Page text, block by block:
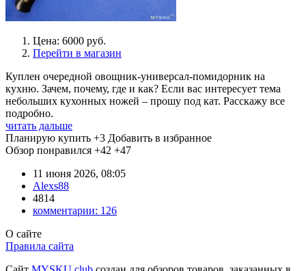
Цена: 6000 руб.
Перейти в магазин
Куплен очередной овощник-универсал-помидорник на
кухню. Зачем, почему, где и как? Если вас интересует тема
небольших кухонных ножей – прошу под кат. Расскажу все
подробно.
читать дальше
Планирую купить +3 Добавить в избранное
Обзор понравился +42 +47
11 июня 2026, 08:05
Alexs88
4814
комментарии: 126
О сайте
Правила сайта